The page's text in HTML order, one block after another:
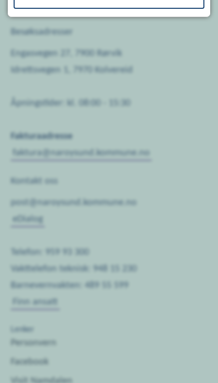
Besøksadresser
Engasvegen 27, 7900 Rørvik
Idrettsvegen 1, 7970 Kolvereid
Åpningstider: kl. 08:00 - 15:30
Fakturaadresse
faktura@naroysund.kommune.no
Kontakt oss
post@naroysund.kommune.no
eDialog
Telefon: 959 93 300
Vakttelefon teknisk: 948 15 230
Barnevernvakten: 489 55 599
Finn ansatt
Lenker
Personvern
Facebook
Visit Namdalen